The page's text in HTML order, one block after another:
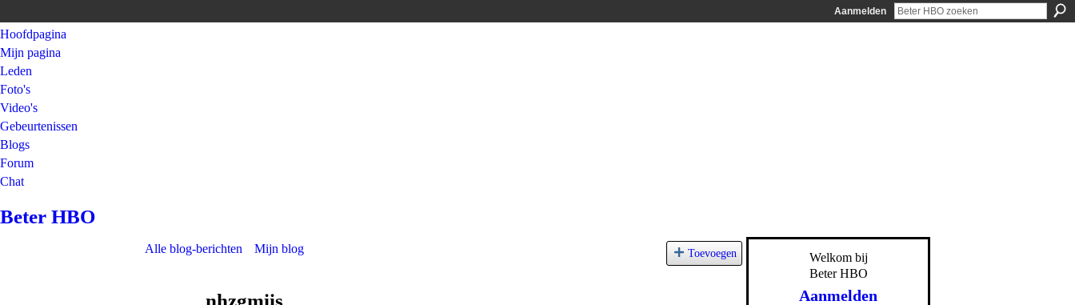
Aanmelden
Hoofdpagina
Mijn pagina
Leden
Foto's
Video's
Gebeurtenissen
Blogs
Forum
Chat
Beter HBO
Alle blog-berichten Mijn blog Toevoegen
Welkom bij
Beter HBO
Aanmelden